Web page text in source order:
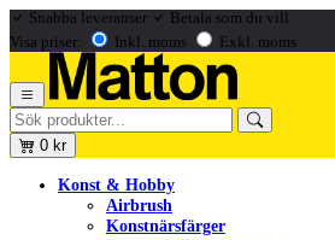
Snabba leveranser
Betala som du vill
Visa priser:
Inkl. moms Exkl. moms
0 kr
Konst & Hobby
Airbrush
Konstnärsfärger